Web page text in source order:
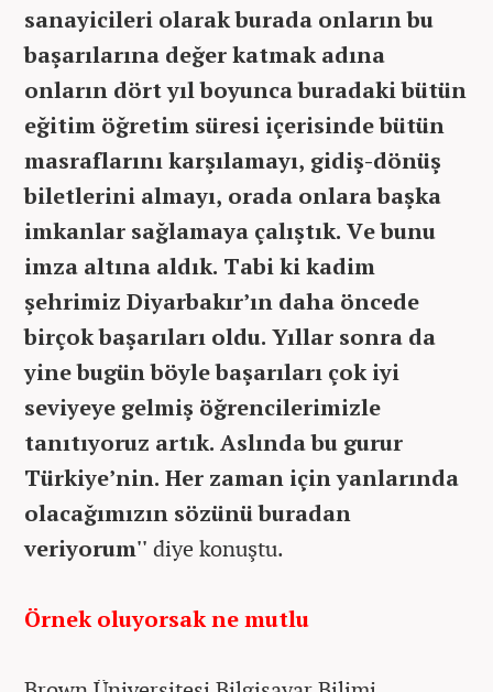
sanayicileri olarak burada onların bu
başarılarına değer katmak adına
onların dört yıl boyunca buradaki bütün
eğitim öğretim süresi içerisinde bütün
masraflarını karşılamayı, gidiş-dönüş
biletlerini almayı, orada onlara başka
imkanlar sağlamaya çalıştık. Ve bunu
imza altına aldık. Tabi ki kadim
şehrimiz Diyarbakır’ın daha öncede
birçok başarıları oldu. Yıllar sonra da
yine bugün böyle başarıları çok iyi
seviyeye gelmiş öğrencilerimizle
tanıtıyoruz artık. Aslında bu gurur
Türkiye’nin. Her zaman için yanlarında
olacağımızın sözünü buradan
veriyorum'' diye konuştu.
Örnek oluyorsak ne mutlu